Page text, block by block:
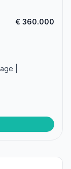
€ 360.000
|